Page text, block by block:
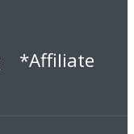
*Affiliate